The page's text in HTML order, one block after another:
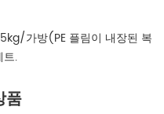
가방(PE 플림이 내장된 복
.
품